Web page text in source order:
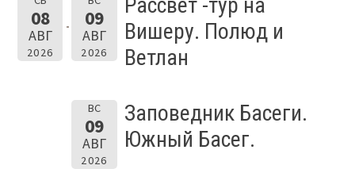
08
АВГ
2026
09
АВГ
2026
Вишеру. Полюд и
Ветлан
ВС
09
АВГ
2026
Заповедник Басеги.
Южный Басег.